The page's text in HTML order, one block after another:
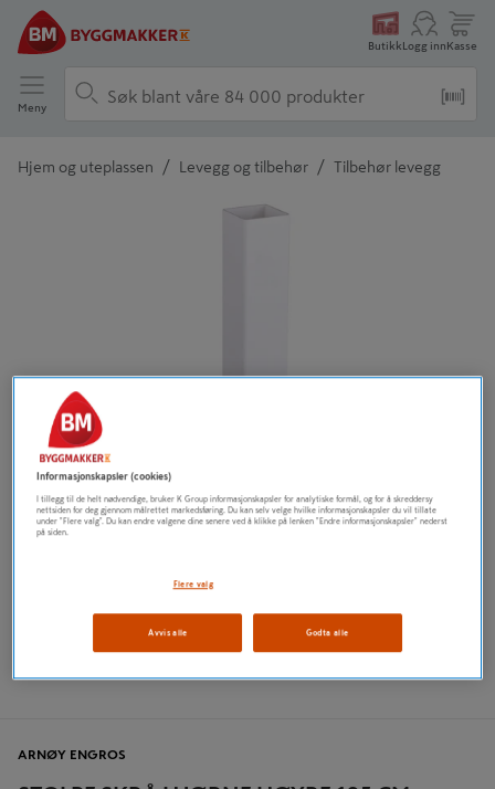
ButikkLogg innKasse
Meny
Hjem og uteplassen / Levegg og tilbehør / Tilbehør levegg
Detaljert beskrivelse finnes i produktbeskrivelsen
ARNØY ENGROS
Informasjonskapsler (cookies)
I tillegg til de helt nødvendige, bruker K Group informasjonskapsler for analytiske formål, og for å skreddersy
nettsiden for deg gjennom målrettet markedsføring. Du kan selv velge hvilke informasjonskapsler du vil tillate
under "Flere valg". Du kan endre valgene dine senere ved å klikke på lenken "Endre informasjonskapsler" nederst
på siden.
Flere valg
Avvis alle Godta alle